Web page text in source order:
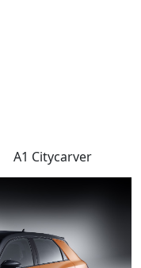
A1 Citycarver